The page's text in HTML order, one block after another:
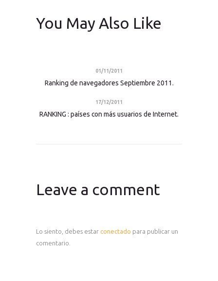
You May Also Like
01/11/2011
Ranking de navegadores Septiembre 2011.
17/12/2011
RANKING : países con más usuarios de Internet.
Leave a comment
Lo siento, debes estar conectado para publicar un
comentario.